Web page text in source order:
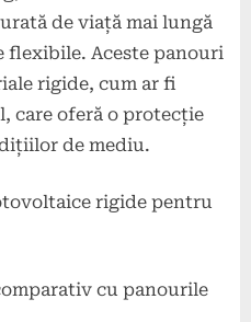
de viață mai lungă
Aceste panouri
rigide, cum ar fi
care oferă o protecție
de mediu.
rigide pentru
cu panourile